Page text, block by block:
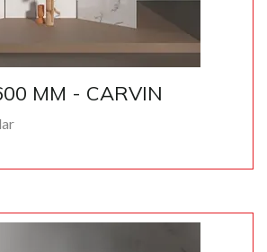
MM - CARVIN